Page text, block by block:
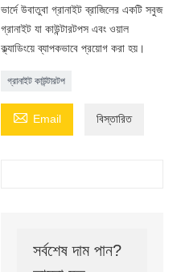
ভার্দে উবাতুবা গ্রানাইট ব্রাজিলের একটি সবুজ
গ্রানাইট যা কাউন্টারটপস এবং ওয়াল
ক্ল্যাডিংয়ে ব্যাপকভাবে প্রয়োগ করা হয়।
গ্রানাইট কাউন্টারটপ
 Email বিস্তারিত
সর্বশেষ দাম পান?